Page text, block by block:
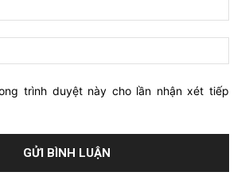
trình duyệt này cho lần nhận xét tiếp